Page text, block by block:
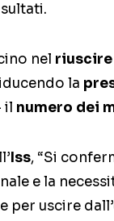
nel
la
il numero dei
Iss, “Si
e la
uscire